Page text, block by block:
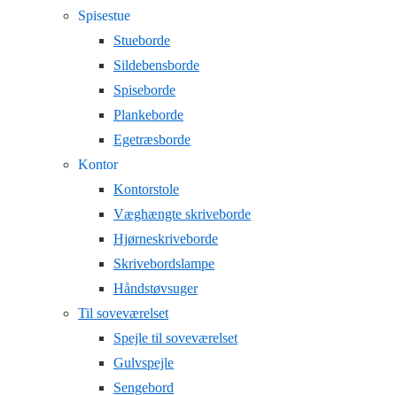
Spisestue
Stueborde
Sildebensborde
Spiseborde
Plankeborde
Egetræsborde
Kontor
Kontorstole
Væghængte skriveborde
Hjørneskriveborde
Skrivebordslampe
Håndstøvsuger
Til soveværelset
Spejle til soveværelset
Gulvspejle
Sengebord